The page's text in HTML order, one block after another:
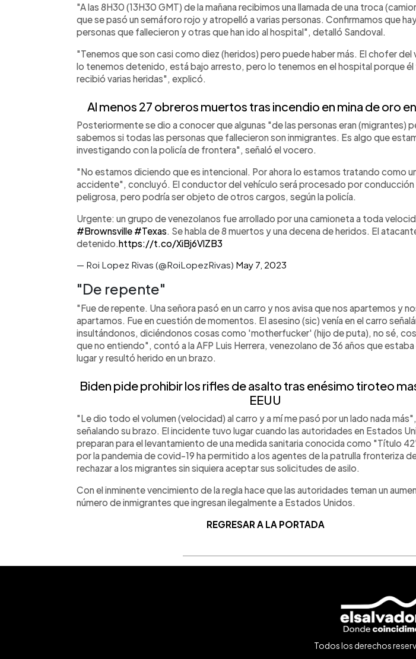
"A las 8H30 (13H30 GMT) de la mañana recibimos una llamada de una troca
que se pasó un semáforo rojo y atropelló a varias personas. Confirmamos que
personas que fallecieron y otras que han ido al hospital", detalló Sandoval.
"Tenemos que son casi como diez (heridos) pero puede haber más. El chofer del
lo tenemos detenido, está bajo arresto, pero lo tenemos en el hospital porque él
recibió varias heridas", explicó.
Al menos 27 obreros muertos tras incendio en mina de oro
Posteriormente se dio a conocer que algunas "de las personas eran (migrantes)
sabemos si todas las personas que fallecieron son inmigrantes. Es algo que
investigando con la policía de frontera", señaló el vocero.
"No estamos diciendo que es intencional. Por ahora lo estamos tratando como
accidente", concluyó. El conductor del vehículo será procesado por conducción
peligrosa, pero podría ser objeto de otros cargos, según la policía.
Urgente: un grupo de venezolanos fue arrollado por una camioneta a toda
#Brownsville #Texas . Se habla de 8 muertos y una decena de heridos. El
detenido. https://t.co/XiBj6VlZB3
— Roi Lopez Rivas (@RoiLopezRivas) May 7, 2023
"De repente"
"Fue de repente. Una señora pasó en un carro y nos avisa que nos apartemos y
apartamos. Fue en cuestión de momentos. El asesino (sic) venía en el carro
insultándonos, diciéndonos cosas como 'motherfucker' (hijo de puta), no sé,
que no entiendo", contó a la AFP Luis Herrera, venezolano de 36 años que estaba
lugar y resultó herido en un brazo.
Biden pide prohibir los rifles de asalto tras enésimo tiroteo
EEUU
"Le dio todo el volumen (velocidad) al carro y a mí me pasó por un lado nada
señalando su brazo. El incidente tuvo lugar cuando las autoridades en Estados
preparan para el levantamiento de una medida sanitaria conocida como "Título
por la pandemia de covid-19 ha permitido a los agentes de la patrulla fronteriza
rechazar a los migrantes sin siquiera aceptar sus solicitudes de asilo.
Con el inminente vencimiento de la regla hace que las autoridades teman un
número de inmigrantes que ingresan ilegalmente a Estados Unidos.
REGRESAR A LA PORTADA
Todos los derechos